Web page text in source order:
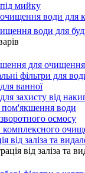
мийку
води для
води для
для
фільтри для
ванної
захисту від
води
осмосу
від заліза та
від заліза та